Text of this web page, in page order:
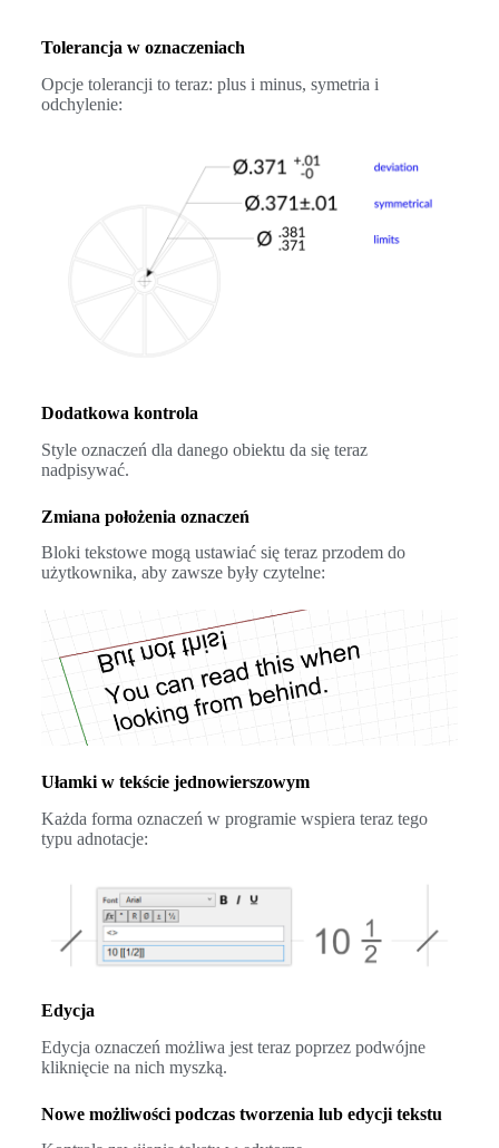
Tolerancja w oznaczeniach
Opcje tolerancji to teraz: plus i minus, symetria i
odchylenie:
Dodatkowa kontrola
Style oznaczeń dla danego obiektu da się teraz
nadpisywać.
Zmiana położenia oznaczeń
Bloki tekstowe mogą ustawiać się teraz przodem do
użytkownika, aby zawsze były czytelne:
Ułamki w tekście jednowierszowym
Każda forma oznaczeń w programie wspiera teraz tego
typu adnotacje:
Edycja
Edycja oznaczeń możliwa jest teraz poprzez podwójne
kliknięcie na nich myszką.
Nowe możliwości podczas tworzenia lub edycji tekstu